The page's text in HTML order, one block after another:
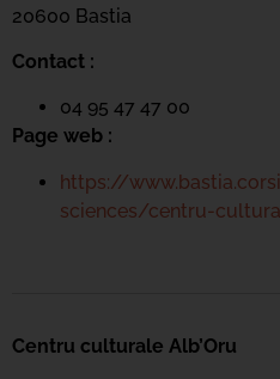
20600 Bastia
Contact :
04 95 47 47 00
Page web :
https://
sciences/centru-
Centru culturale Alb’Oru